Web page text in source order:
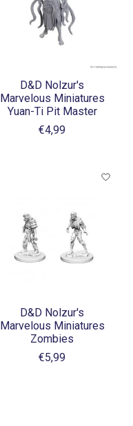
D&D Nolzur's
Marvelous Miniatures
Yuan-Ti Pit Master
€4,99
D&D Nolzur's
Marvelous Miniatures
Zombies
€5,99